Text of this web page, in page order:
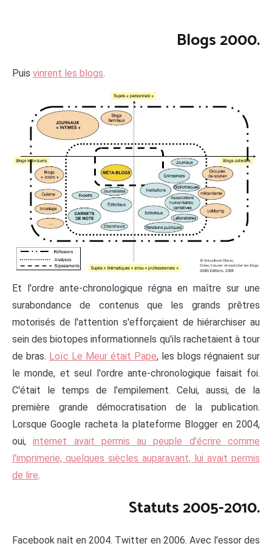
Blogs 2000.
Puis vinrent les blogs.
Et l'ordre ante-chronologique régna en maître sur une
surabondance de contenus que les grands prêtres
motorisés de l'attention s'efforçaient de hiérarchiser au
sein des biotopes informationnels qu'ils rachetaient à tour
de bras. Loïc Le Meur était Pape, les blogs régnaient sur
le monde, et seul l'ordre ante-chronologique faisait foi.
C'était le temps de l'empilement. Celui, aussi, de la
première grande démocratisation de la publication.
Lorsque Google racheta la plateforme Blogger en 2004,
oui,internet avait permis au peuple d'écrire comme
l'imprimerie, quelques siècles auparavant, lui avait permis
de lire.
Statuts 2005-2010.
Facebook naît en 2004. Twitter en 2006. Avec l'essor des